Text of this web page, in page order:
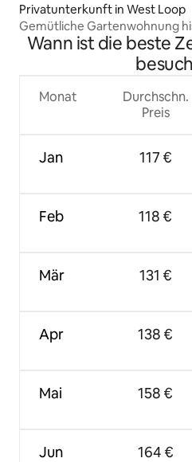
Privatunterkunft in West Loop
Gemütliche Gartenwohnung
Wann ist die beste
Monat
Jan
Feb
Mär
Apr
Mai
Jun
Durchschn.
Preis
117 €
118 €
131 €
138 €
158 €
164 €